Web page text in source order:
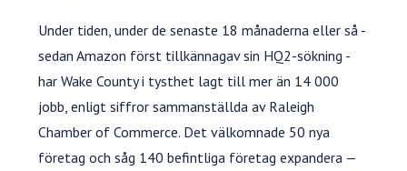
Under tiden, under de senaste 18 månaderna eller så -
sedan Amazon först tillkännagav sin HQ2-sökning -
har Wake County i tysthet lagt till mer än 14 000
jobb, enligt siffror sammanställda av Raleigh
Chamber of Commerce. Det välkomnade 50 nya
företag och såg 140 befintliga företag expandera —